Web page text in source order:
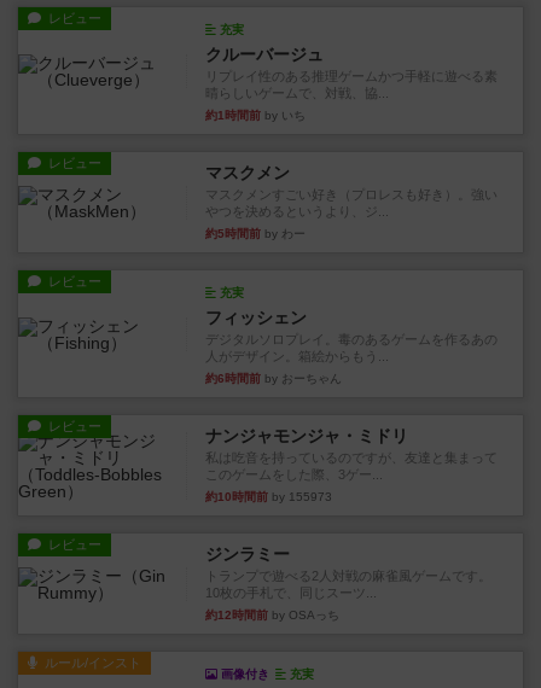
レビュー
充実
クルーバージュ
リプレイ性のある推理ゲームかつ手軽に遊べる素
晴らしいゲームで、対戦、協...
約1時間前 by いち
レビュー マスクメン
マスクメンすごい好き（プロレスも好き）。強い
やつを決めるというより、ジ...
約5時間前 by わー
レビュー
充実
フィッシェン
デジタルソロプレイ。毒のあるゲームを作るあの
人がデザイン。箱絵からもう...
約6時間前 by おーちゃん
レビュー ナンジャモンジャ・ミドリ
私は吃音を持っているのですが、友達と集まって
このゲームをした際、3ゲー...
約10時間前 by 155973
レビュー ジンラミー
トランプで遊べる2人対戦の麻雀風ゲームです。
10枚の手札で、同じスーツ...
約12時間前 by OSAっち
ルール/インスト
画像付き 充実